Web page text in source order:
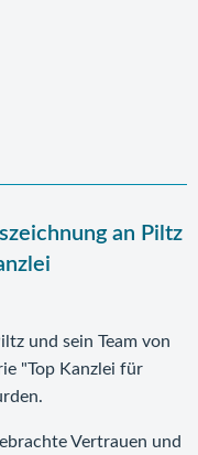
an Piltz
und sein Team von
"Top Kanzlei für
Vertrauen und